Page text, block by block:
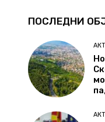
ПОСЛЕДНИ